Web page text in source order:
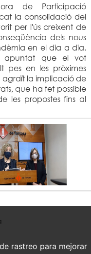
rastreo para mejorar
de Participació
la consolidació del
per l'ús creixent de
dels nous
en el dia a dia.
apuntat que el vot
pes en les pròximes
agraït la implicació de
que ha fet possible
les propostes fins al